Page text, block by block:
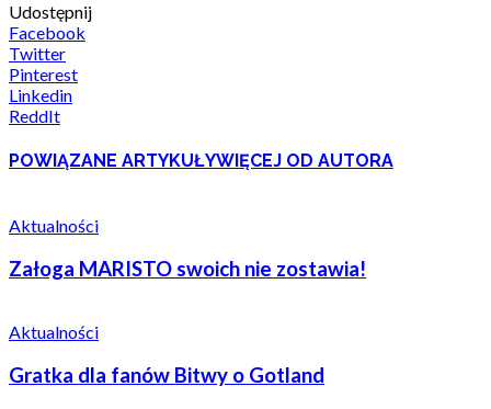
Udostępnij
Facebook
Twitter
Pinterest
Linkedin
ReddIt
POWIĄZANE ARTYKUŁYWIĘCEJ OD AUTORA
Aktualności
Załoga MARISTO swoich nie zostawia!
Aktualności
Gratka dla fanów Bitwy o Gotland